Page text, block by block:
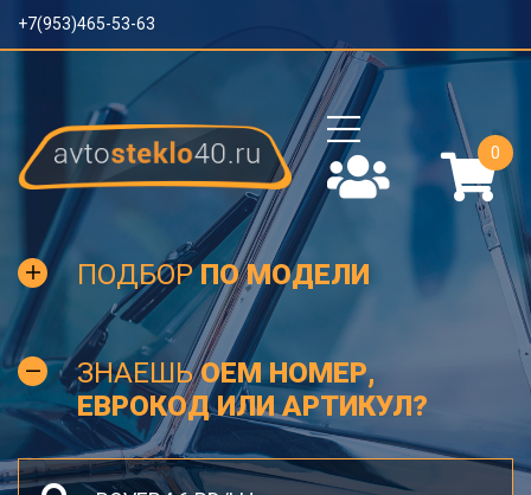
+7(953)465-53-63
0
ПОДБОРПО МОДЕЛИ
ЗНАЕШЬOEM НОМЕР,
ЕВРОКОД ИЛИ АРТИКУЛ?